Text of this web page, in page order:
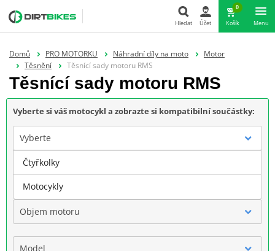
Hledat Účet
0
Košík Menu
Domů PRO MOTORKU Náhradní díly na moto
Motor
Těsnění
Těsnící sady motoru RMS
Těsnící sady motoru RMS
Vyberte si váš motocykl a zobrazte si kompatibilní součástky:
Vyberte
Značka
Objem motoru
Model
Čtyřkolky
Motocykly